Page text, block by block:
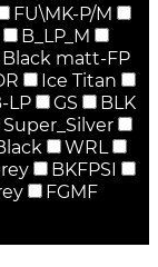
FU\MK-P/M
B_LP_M
Black matt-FP
Ice Titan
LP GS
BLK
Super_Silver
WRL
BKFPSI
FGMF